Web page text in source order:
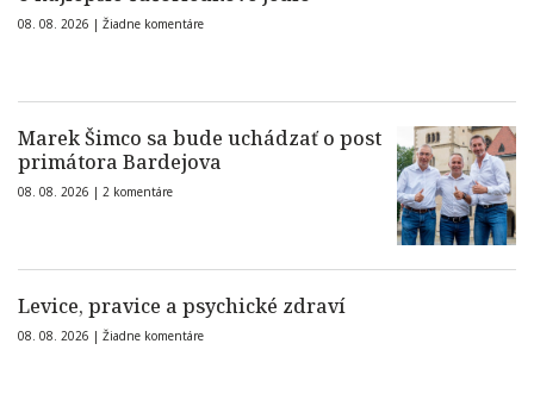
08. 08. 2026 | Žiadne komentáre
Marek Šimco sa bude uchádzať o post
primátora Bardejova
08. 08. 2026 | 2 komentáre
Levice, pravice a psychické zdraví
08. 08. 2026 | Žiadne komentáre